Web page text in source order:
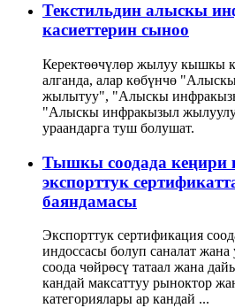
Текстильдин алыскы
касиеттерин сыноо
Керектөөчүлөр жылуу кышкы
алганда, алар көбүнчө
жылытуу", "Алыскы
"Алыскы инфракызыл
ураандарга туш болушат.
Тышкы соодада кеңири
экспорттук
баяндамасы
Экспорттук сертификация
индоссасы болуп саналат
соода чөйрөсү татаал жана
кандай максаттуу рыноктор
категориялары ар кандай ...